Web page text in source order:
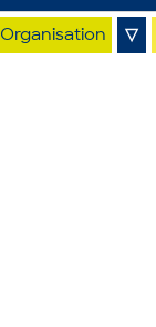
Organisation ▽